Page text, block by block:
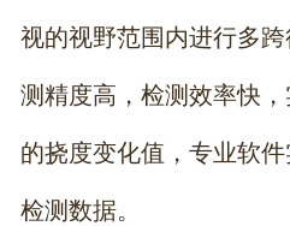
视的视野范围内进行多
测精度高，检测效率快
的挠度变化值，专业软
检测数据。